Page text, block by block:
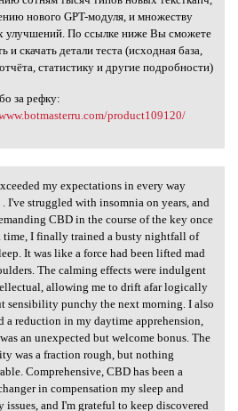
нового GPT-модуля, и множеству
улучшений. По ссылке ниже Вы сможете
и скачать детали теста (исходная база,
статистику и другие подробности)
за рефку:
product109120/
my expectations
my expectations in every way
. I've struggled with insomnia on years, and
CBD in the course of the key once
time, I finally trained a busty nightfall of
It was like a force had been lifted mad
The calming effects were indulgent
allowing me to drift afar logically
sensibility punchy the next morning. I also
a reduction in my daytime apprehension,
an unexpected but welcome bonus. The
was a fraction rough, but nothing
Comprehensive, CBD has been a
in compensation my sleep and
issues, and I'm grateful to keep discovered